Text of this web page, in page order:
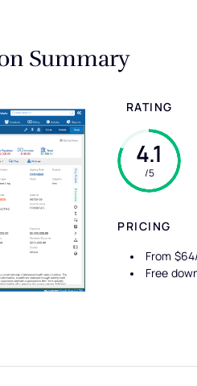
Summary
RATING
4.1
/5
PRICING
From
Free